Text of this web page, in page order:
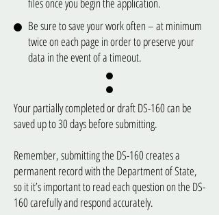
Be sure to save your work often – at minimum
twice on each page in order to preserve your
data in the event of a timeout.
Your partially completed or draft DS-160 can be
saved up to 30 days before submitting.
Remember, submitting the DS-160 creates a
permanent record with the Department of State,
so it it’s important to read each question on the DS-
160 carefully and respond accurately.